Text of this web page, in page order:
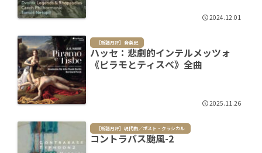
2024.12.01
［新譜月評］音楽史
ハッセ：悲劇的インテルメッツォ
《ピラモとティスベ》全曲
2025.11.26
［新譜月評］現代曲／ポスト・クラシカル
コントラバス颱風-2